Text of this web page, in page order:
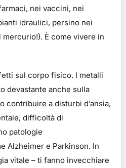
nei vaccini, nei
idraulici, persino nei
È come vivere in
sul corpo fisico. I metalli
devastante anche sulla
contribuire a disturbi d’ansia,
difficoltà di
patologie
Alzheimer e Parkinson. In
vitale – ti fanno invecchiare